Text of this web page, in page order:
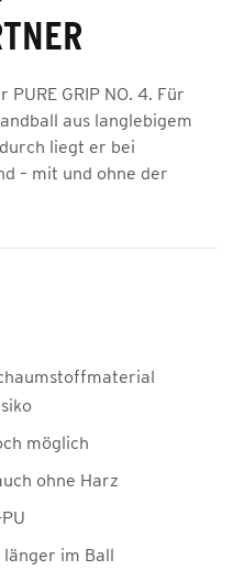
GRIP NO. 4. Für
aus langlebigem
liegt er bei
– mit und ohne der
möglich
ohne Harz
im Ball